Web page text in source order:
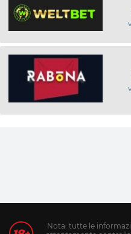
Nota: tutte le